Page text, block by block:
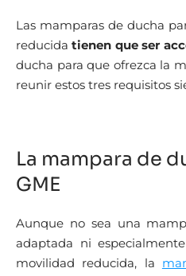
Las mamparas de ducha
reducidatienen que ser
ducha para que ofrezca la
reunir estos tres requisitos
La mampara de
GME
Aunque no sea una
adaptada ni
movilidad reducida, la